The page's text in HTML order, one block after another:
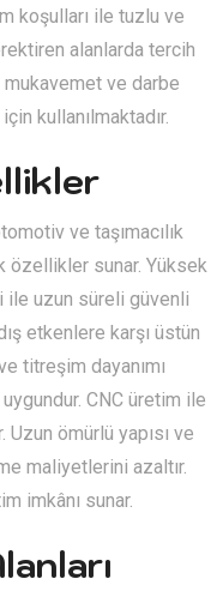
koşulları ile tuzlu ve
alanlarda tercih
ve darbe
kullanılmaktadır.
ve taşımacılık
özellikler sunar. Yüksek
ile uzun süreli güvenli
etkenlere karşı üstün
titreşim dayanımı
CNC üretim ile
ömürlü yapısı ve
maliyetlerini azaltır.
imkânı sunar.